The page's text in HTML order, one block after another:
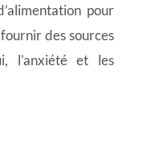
pour
des sources
l’anxiété et les